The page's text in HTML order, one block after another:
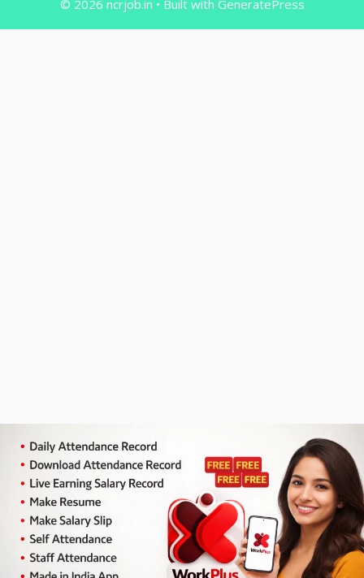
© 2026 ncrjob.in • Built with GeneratePress